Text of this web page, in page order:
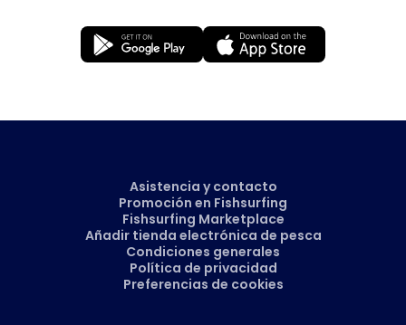
Asistencia y contacto
Promoción en Fishsurfing
Fishsurfing Marketplace
Añadir tienda electrónica de pesca
Condiciones generales
Política de privacidad
Preferencias de cookies